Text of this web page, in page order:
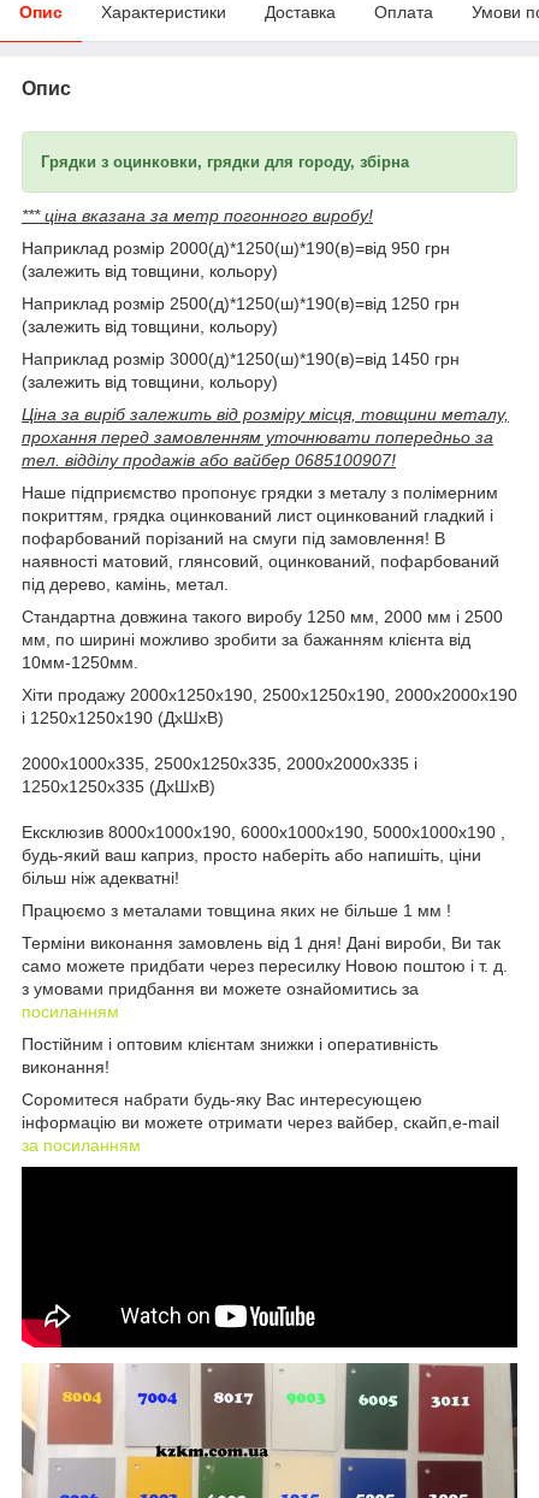
Опис Характеристики Доставка Оплата Умови
Опис
Грядки з оцинковки, грядки для городу, збірна
*** ціна вказана за метр погонного виробу!
Наприклад розмір 2000(д)*1250(ш)*190(в)=від 950 грн
(залежить від товщини, кольору)
Наприклад розмір 2500(д)*1250(ш)*190(в)=від 1250 грн
(залежить від товщини, кольору)
Наприклад розмір 3000(д)*1250(ш)*190(в)=від 1450 грн
(залежить від товщини, кольору)
Ціна за виріб залежить від розміру місця, товщини металу,
прохання перед замовленням уточнювати попередньо за
тел. відділу продажів або вайбер 0685100907!
Наше підприємство пропонує грядки з металу з полімерним
покриттям, грядка оцинкований лист оцинкований гладкий і
пофарбований порізаний на смуги під замовлення! В
наявності матовий, глянсовий, оцинкований, пофарбований
під дерево, камінь, метал.
Стандартна довжина такого виробу 1250 мм, 2000 мм і 2500
мм, по ширині можливо зробити за бажанням клієнта від
10мм-1250мм.
Хіти продажу 2000х1250х190, 2500х1250х190, 2000х2000х190
і 1250х1250х190 (ДхШхВ)
2000х1000х335, 2500х1250х335, 2000х2000х335 і
1250х1250х335 (ДхШхВ)
Ексклюзив 8000х1000х190, 6000х1000х190, 5000х1000х190 ,
будь-який ваш каприз, просто наберіть або напишіть, ціни
більш ніж адекватні!
Працюємо з металами товщина яких не більше 1 мм !
Терміни виконання замовлень від 1 дня! Дані вироби, Ви так
само можете придбати через пересилку Новою поштою і т. д.
з умовами придбання ви можете ознайомитись за
посиланням
Постійним і оптовим клієнтам знижки і оперативність
виконання!
Соромитеся набрати будь-яку Вас интересующею
інформацію ви можете отримати через вайбер, скайп,e-mail
за посиланням